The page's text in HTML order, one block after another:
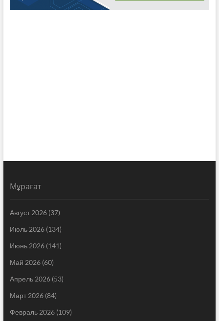
Мұрағат
Август 2026(37)
Июль 2026(134)
Июнь 2026(141)
Май 2026(60)
Апрель 2026(53)
Март 2026(84)
Февраль 2026(109)